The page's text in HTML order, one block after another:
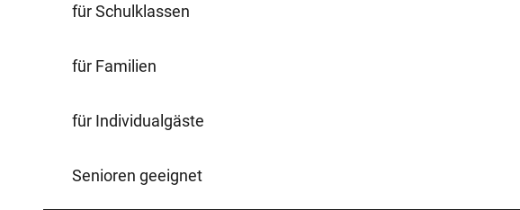
für Schulklassen
für Familien
für Individualgäste
Senioren geeignet